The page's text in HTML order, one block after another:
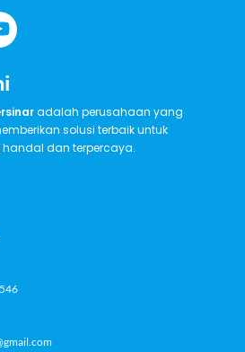
adalah perusahaan yang
solusi terbaik untuk
dan terpercaya.